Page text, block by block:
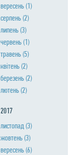
вересень(1)
серпень(2)
липень(3)
червень(1)
травень(5)
квiтень(2)
березень(2)
лютень(2)
2017
листопад(3)
жовтень(3)
вересень(6)